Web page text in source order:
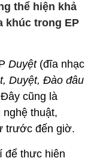
thể hiện khả
khúc trong EP
Duyệt (đĩa nhạc
Duyệt, Đào đâu
Đây cũng là
nghệ thuật,
trước đến giờ.
để thực hiện